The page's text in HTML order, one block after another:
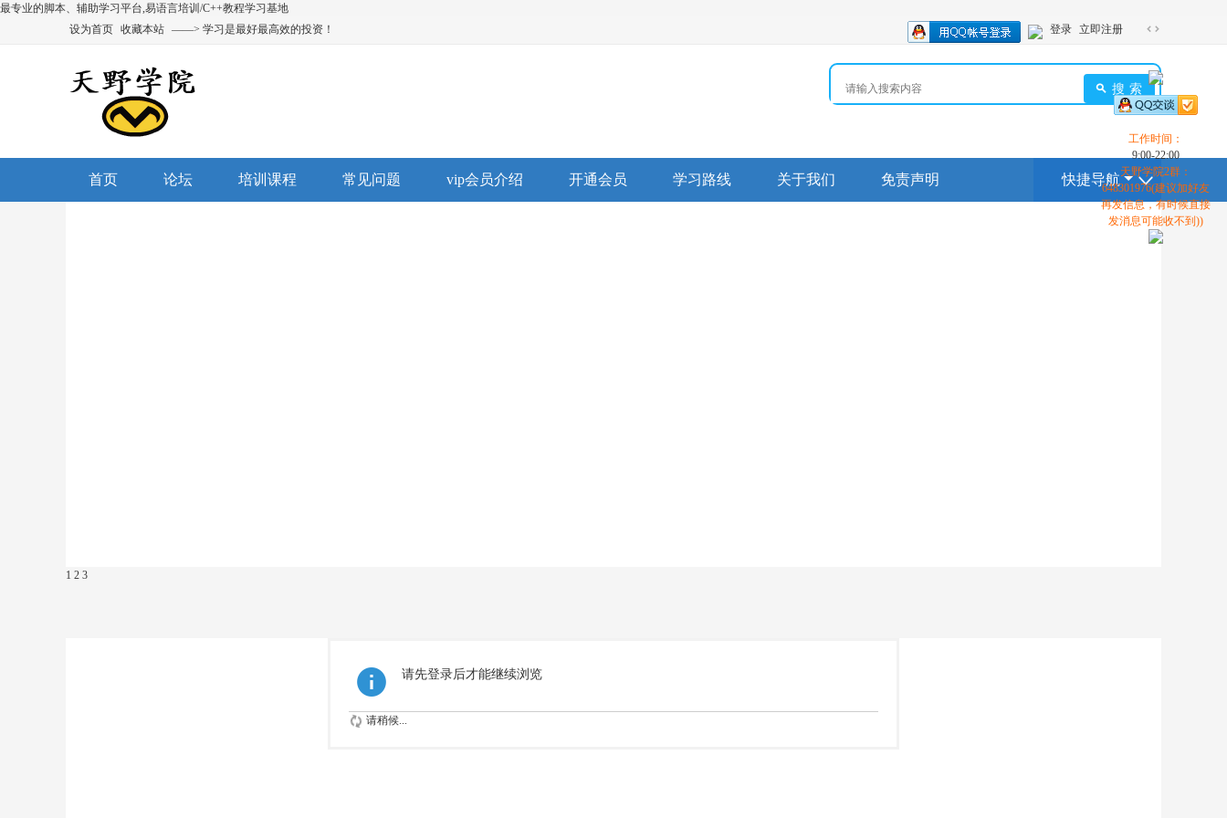
最专业的脚本、辅助学习平台,易语言培训/C++教程学习基地
设为首页 收藏本站 ——> 学习是最好最高效的投资！
换
到
宽
版
登录 立即注册
搜索
首页 论坛 培训课程 常见问题 vip会员介绍 开通会员 学习路线 关于我们 免责声明 快捷导航
1 2 3
请先登录后才能继续浏览
请稍候...
工作时间：
9:00-22:00
天野学院2群：
648301976(建议加好友
再发信息，有时候直接
发消息可能收不到))